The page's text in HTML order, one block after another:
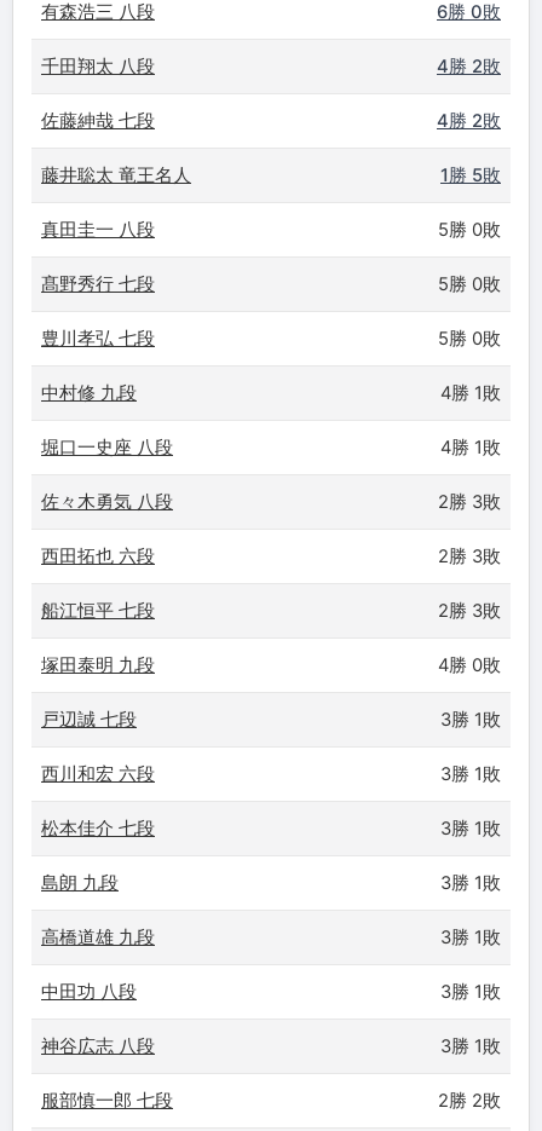
有森浩三 八段 6勝 0敗
千田翔太 八段 4勝 2敗
佐藤紳哉 七段 4勝 2敗
藤井聡太 竜王名人 1勝 5敗
真田圭一 八段 5勝 0敗
髙野秀行 七段 5勝 0敗
豊川孝弘 七段 5勝 0敗
中村修 九段 4勝 1敗
堀口一史座 八段 4勝 1敗
佐々木勇気 八段 2勝 3敗
西田拓也 六段 2勝 3敗
船江恒平 七段 2勝 3敗
塚田泰明 九段 4勝 0敗
戸辺誠 七段 3勝 1敗
西川和宏 六段 3勝 1敗
松本佳介 七段 3勝 1敗
島朗 九段 3勝 1敗
高橋道雄 九段 3勝 1敗
中田功 八段 3勝 1敗
神谷広志 八段 3勝 1敗
服部慎一郎 七段 2勝 2敗